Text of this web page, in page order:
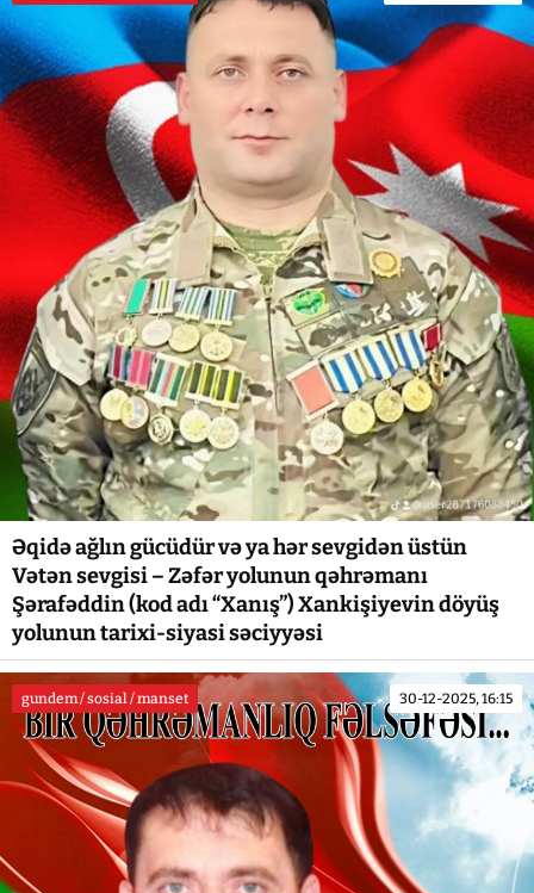
Əqidə ağlın gücüdür və ya hər sevgidən üstün
Vətən sevgisi – Zəfər yolunun qəhrəmanı
Şərafəddin (kod adı “Xanış”) Xankişiyevin döyüş
yolunun tarixi-siyasi səciyyəsi
gundem / sosial / manset 30-12-2025, 16:15